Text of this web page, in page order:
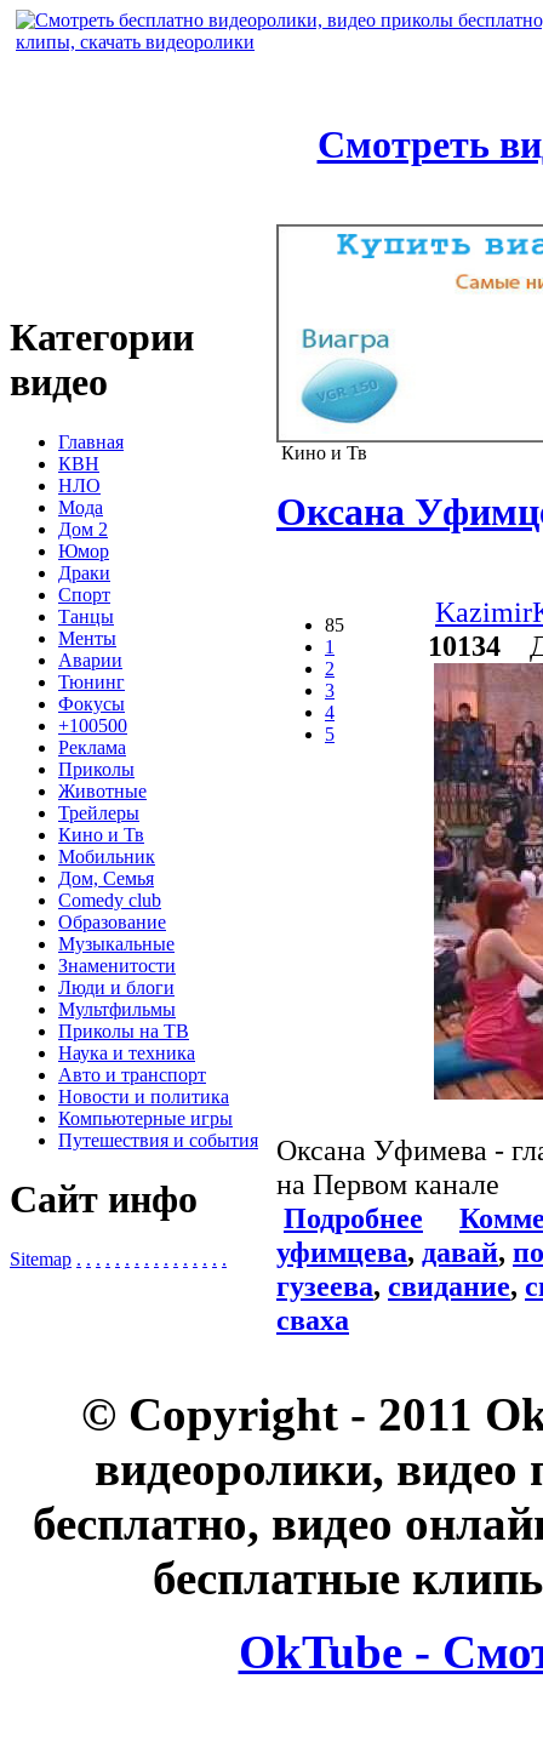
Смотреть
Категории
видео
Главная
КВН
НЛО
Мода
Дом 2
Юмор
Драки
Спорт
Танцы
Менты
Аварии
Тюнинг
Фокусы
+100500
Реклама
Приколы
Животные
Трейлеры
Кино и Тв
Мобильник
Дом, Семья
Comedy club
Образование
Музыкальные
Знаменитости
Люди и блоги
Мультфильмы
Приколы на ТВ
Наука и техника
Авто и транспорт
Новости и политика
Компьютерные игры
Путешествия и события
Сайт инфо
Sitemap . . . . . . . . . . . . . . . .
Кино и Тв
Оксана
85
1
2
3
4
5
10134
Оксана Уфимева -
на Первом канале
Подробнее
уфимцева, давай,
гузеева, свидание,
сваха
© Copyright - 2011
видеоролики, видео
бесплатно, видео
бесплатные
OkTube -